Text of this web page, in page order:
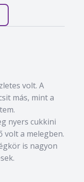
volt. A
más, mint a
nyers cukkini
volt a melegben.
is nagyon